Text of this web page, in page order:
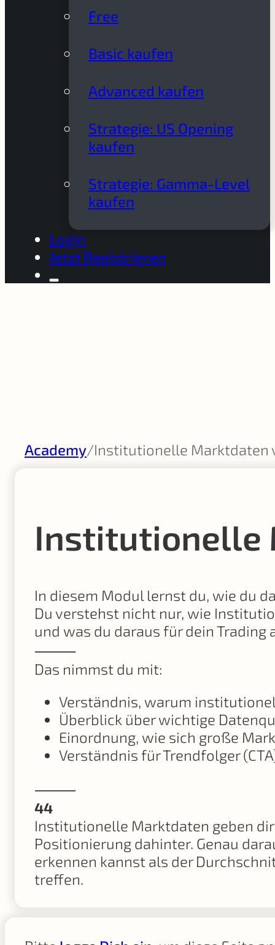
Free
Basic kaufen
Advanced kaufen
Strategie: US Opening
kaufen
Strategie: Gamma-Level
kaufen
Login
Jetzt Registrieren
Academy/Institutionelle Marktdaten
Institutionelle
In diesem Modul lernst du, wie du
Du verstehst nicht nur, wie
und was du daraus für dein Trading
⸻
Das nimmst du mit:
Verständnis, warum
Überblick über wichtige
Einordnung, wie sich große
Verständnis für Trendfolger
⸻
44
Institutionelle Marktdaten geben
Positionierung dahinter. Genau
erkennen kannst als der
treffen.